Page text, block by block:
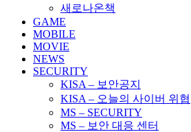
새로나온책
GAME
MOBILE
MOVIE
NEWS
SECURITY
KISA – 보안공지
KISA – 오늘의 사이버 위협
MS – SECURITY
MS – 보안 대응 센터